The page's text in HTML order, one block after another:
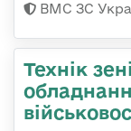
ВМС ЗС
Технік